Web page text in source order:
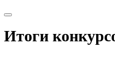
Итоги